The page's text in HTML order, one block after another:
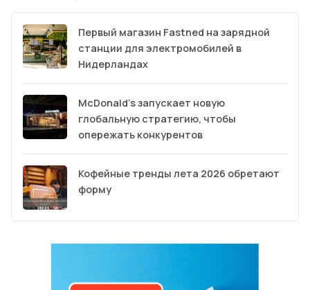
Первый магазин Fastned на зарядной
станции для электромобилей в
Нидерландах
McDonald’s запускает новую
глобальную стратегию, чтобы
опережать конкурентов
Кофейные тренды лета 2026 обретают
форму